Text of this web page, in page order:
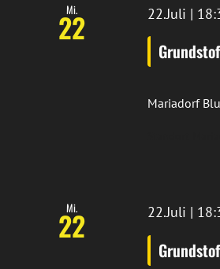
Mi.
22 22.Juli |
Mariadorf
Mi.
22 22.Juli |